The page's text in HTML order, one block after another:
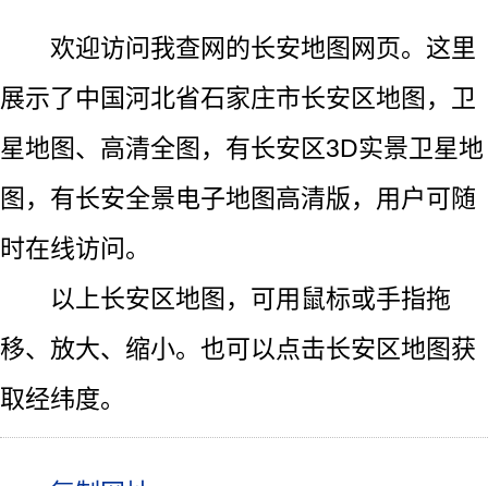
欢迎访问我查网的长安地图网页。这里
展示了中国河北省石家庄市长安区地图，卫
星地图、高清全图，有长安区3D实景卫星地
图，有长安全景电子地图高清版，用户可随
时在线访问。
以上长安区地图，可用鼠标或手指拖
移、放大、缩小。也可以点击长安区地图获
取经纬度。